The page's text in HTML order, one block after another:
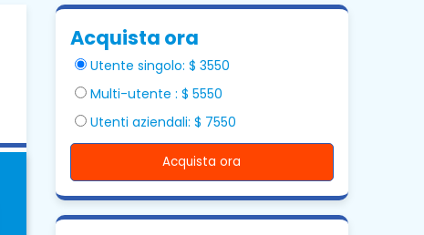
Acquista ora
Utente singolo: $ 3550
Multi-utente : $ 5550
Utenti aziendali: $ 7550
Acquista ora